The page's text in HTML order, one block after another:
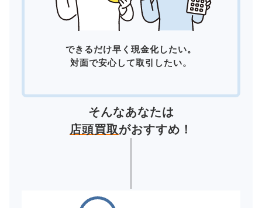
できるだけ早く現金化したい。
対面で安心して取引したい。
そんなあなたは
店頭買取がおすすめ！